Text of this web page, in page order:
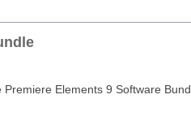
Elements 9 Software